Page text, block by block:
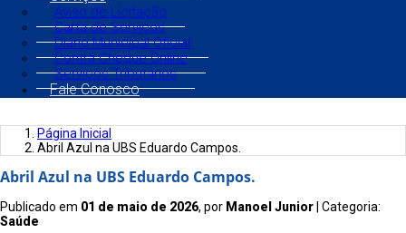
Aviso de Licitação
Carta de Serviços
Diário Municipal Oficial
Contra Cheque Online
Serviços Tributários
Fale Conosco
Página Inicial
Abril Azul na UBS Eduardo Campos.
Abril Azul na UBS Eduardo Campos.
Publicado em 01 de maio de 2026, por Manoel Junior | Categoria:
Saúde